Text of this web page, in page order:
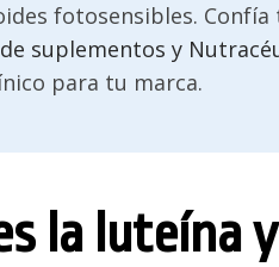
fotosensibles.
suplementos y
para tu marca.
la luteína